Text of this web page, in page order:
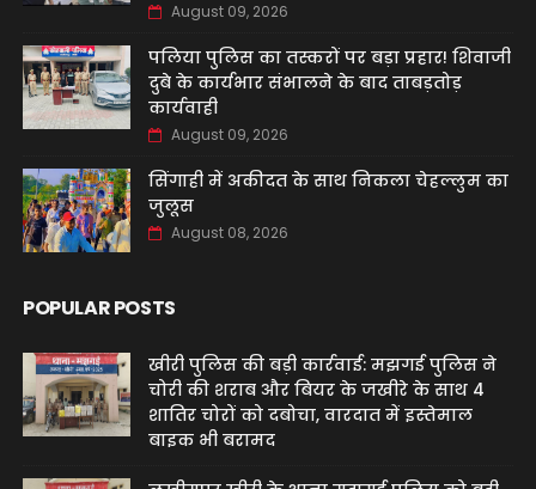
August 09, 2026
पलिया पुलिस का तस्करों पर बड़ा प्रहार! शिवाजी
दुबे के कार्यभार संभालने के बाद ताबड़तोड़
कार्यवाही
August 09, 2026
सिंगाही में अकीदत के साथ निकला चेहल्लुम का
जुलूस
August 08, 2026
POPULAR POSTS
खीरी पुलिस की बड़ी कार्रवाई: मझगई पुलिस ने
चोरी की शराब और बियर के जखीरे के साथ 4
शातिर चोरों को दबोचा, वारदात में इस्तेमाल
बाइक भी बरामद